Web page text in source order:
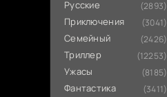
Русские (2893)
Приключения (3041)
Семейный (2426)
Триллер (12253)
Ужасы (8185)
Фантастика (3411)